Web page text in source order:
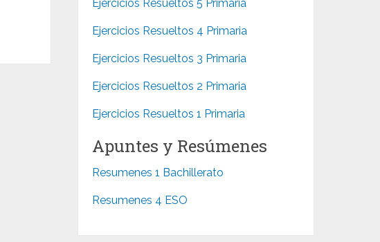
Ejercicios Resueltos 5 Primaria
Ejercicios Resueltos 4 Primaria
Ejercicios Resueltos 3 Primaria
Ejercicios Resueltos 2 Primaria
Ejercicios Resueltos 1 Primaria
Apuntes y Resúmenes
Resumenes 1 Bachillerato
Resumenes 4 ESO